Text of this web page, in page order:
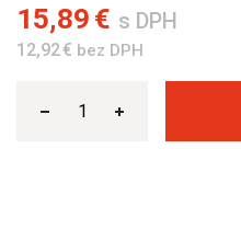
15,89 € s DPH
12,92 € bez DPH